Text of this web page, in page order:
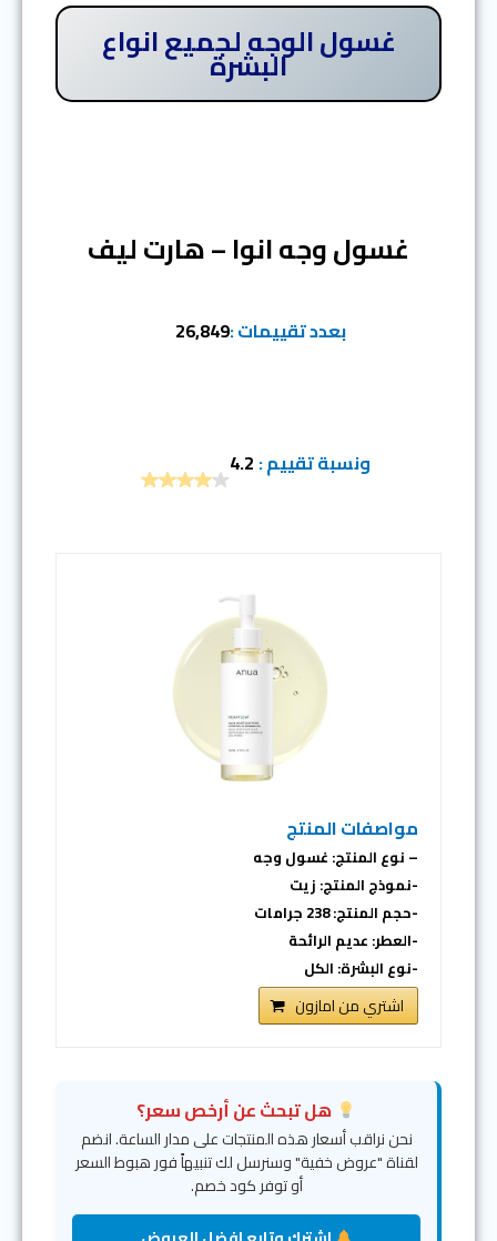
غسول الوجه لجميع انواع
البشرة
غسول وجه انوا – هارت ليف
بعدد تقييمات :26,849
ونسبة تقييم : 4.2
مواصفات المنتج
– نوع المنتج: غسول وجه
-نموذج المنتج: زيت
-حجم المنتج: 238 جرامات
-العطر: عديم الرائحة
-نوع البشرة: الكل
اشتري من امازون
هل تبحث عن أرخص سعر؟
نحن نراقب أسعار هذه المنتجات على مدار الساعة. انضم
لقناة "عروض خفية" وسنرسل لك تنبيهاً فور هبوط السعر
أو توفر كود خصم.